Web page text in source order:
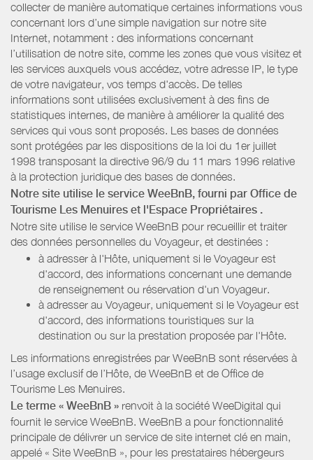
collecter de manière automatique certaines informations vous
concernant lors d’une simple navigation sur notre site
Internet, notamment : des informations concernant
l’utilisation de notre site, comme les zones que vous visitez et
les services auxquels vous accédez, votre adresse IP, le type
de votre navigateur, vos temps d'accès. De telles
informations sont utilisées exclusivement à des fins de
statistiques internes, de manière à améliorer la qualité des
services qui vous sont proposés. Les bases de données
sont protégées par les dispositions de la loi du 1er juillet
1998 transposant la directive 96/9 du 11 mars 1996 relative
à la protection juridique des bases de données.
Notre site utilise le service WeeBnB, fourni par Office de
Tourisme Les Menuires et l'Espace Propriétaires .
Notre site utilise le service WeeBnB pour recueillir et traiter
des données personnelles du Voyageur, et destinées :
à adresser à l'Hôte, uniquement si le Voyageur est
d'accord, des informations concernant une demande
de renseignement ou réservation d'un Voyageur.
à adresser au Voyageur, uniquement si le Voyageur est
d'accord, des informations touristiques sur la
destination ou sur la prestation proposée par l'Hôte.
Les informations enregistrées par WeeBnB sont réservées à
l’usage exclusif de l’Hôte, de WeeBnB et de Office de
Tourisme Les Menuires.
Le terme « WeeBnB » renvoit à la société WeeDigital qui
fournit le service WeeBnB. WeeBnB a pour fonctionnalité
principale de délivrer un service de site internet clé en main,
appelé « Site WeeBnB », pour les prestataires hébergeurs